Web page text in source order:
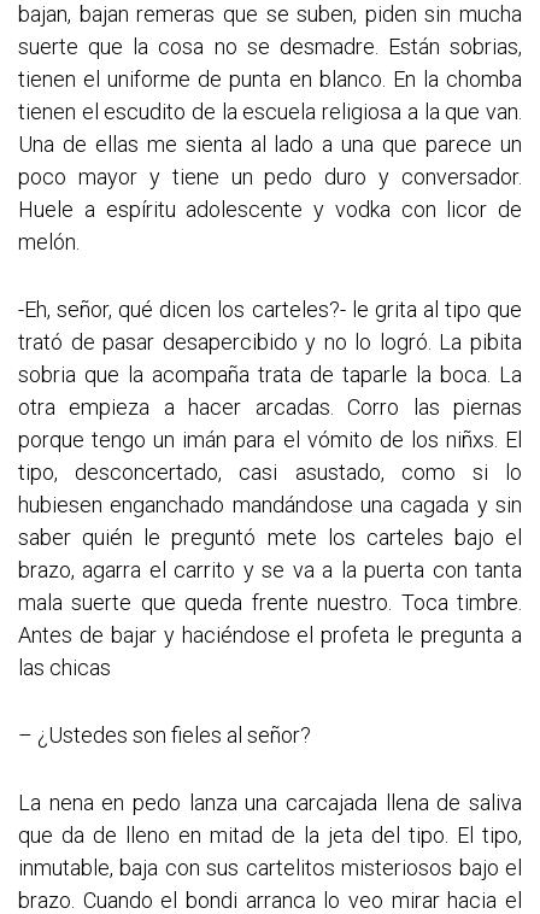
bajan, bajan remeras que se suben, piden sin mucha
suerte que la cosa no se desmadre. Están sobrias,
tienen el uniforme de punta en blanco. En la chomba
tienen el escudito de la escuela religiosa a la que van.
Una de ellas me sienta al lado a una que parece un
poco mayor y tiene un pedo duro y conversador.
Huele a espíritu adolescente y vodka con licor de
melón.
-Eh, señor, qué dicen los carteles?- le grita al tipo que
trató de pasar desapercibido y no lo logró. La pibita
sobria que la acompaña trata de taparle la boca. La
otra empieza a hacer arcadas. Corro las piernas
porque tengo un imán para el vómito de los niñxs. El
tipo, desconcertado, casi asustado, como si lo
hubiesen enganchado mandándose una cagada y sin
saber quién le preguntó mete los carteles bajo el
brazo, agarra el carrito y se va a la puerta con tanta
mala suerte que queda frente nuestro. Toca timbre.
Antes de bajar y haciéndose el profeta le pregunta a
las chicas
– ¿Ustedes son fieles al señor?
La nena en pedo lanza una carcajada llena de saliva
que da de lleno en mitad de la jeta del tipo. El tipo,
inmutable, baja con sus cartelitos misteriosos bajo el
brazo. Cuando el bondi arranca lo veo mirar hacia el